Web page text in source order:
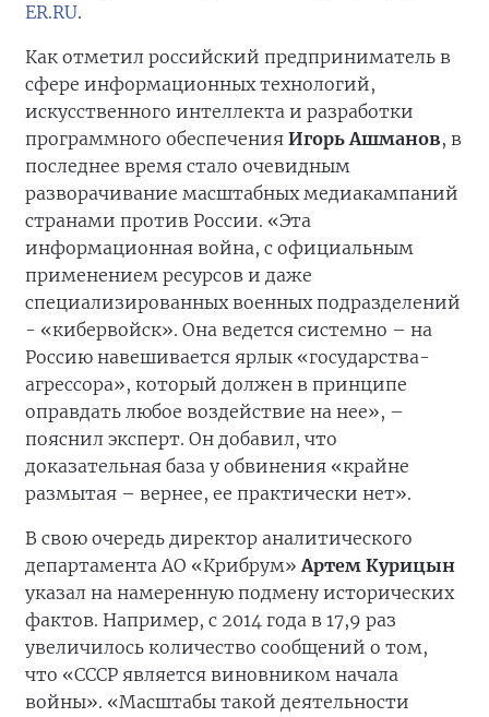
ER.RU.
Как отметил российский предприниматель в
сфере информационных технологий,
искусственного интеллекта и разработки
программного обеспечения Игорь Ашманов, в
последнее время стало очевидным
разворачивание масштабных медиакампаний
странами против России. «Эта
информационная война, с официальным
применением ресурсов и даже
специализированных военных подразделений
- «кибервойск». Она ведется системно – на
Россию навешивается ярлык «государства-
агрессора», который должен в принципе
оправдать любое воздействие на нее», –
пояснил эксперт. Он добавил, что
доказательная база у обвинения «крайне
размытая – вернее, ее практически нет».
В свою очередь директор аналитического
департамента АО «Крибрум»Артем Курицын
указал на намеренную подмену исторических
фактов. Например, с 2014 года в 17,9 раз
увеличилось количество сообщений о том,
что «СССР является виновником начала
войны». «Масштабы такой деятельности